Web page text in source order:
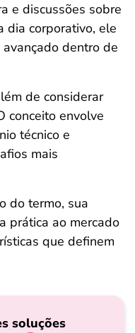
e discussões sobre
dia corporativo, ele
dentro de
de considerar
conceito envolve
técnico e
mais
do termo, sua
prática ao mercado
que definem
soluções